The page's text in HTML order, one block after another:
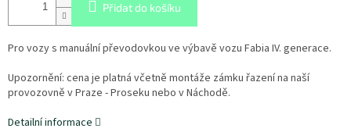
Přidat do košíku
Pro vozy s manuální převodovkou ve výbavě vozu Fabia IV. generace.
Upozornění: cena je platná včetně montáže zámku řazení na naší
provozovně v Praze - Proseku nebo v Náchodě.
Detailní informace